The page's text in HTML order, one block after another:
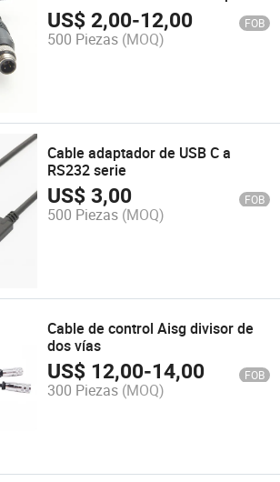
Cognex, Sick, Keyence, Balser
Sensor de Cámara Industrial
Actuador PLC, Profinet, Ethercat
US$2,00-12,00 FOB
500 Piezas (MOQ)
Cable adaptador de USB C a
RS232 serie
US$3,00 FOB
500 Piezas (MOQ)
Cable de control Aisg divisor de
dos vías
US$ 12,00-14,00 FOB
300 Piezas (MOQ)